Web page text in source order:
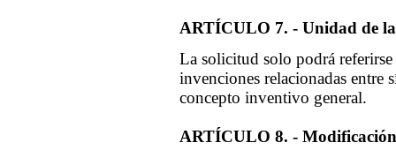
ARTÍCULO 7. - Unidad de
La solicitud solo podrá
invenciones relacionadas entre
concepto inventivo general.
ARTÍCULO 8. -